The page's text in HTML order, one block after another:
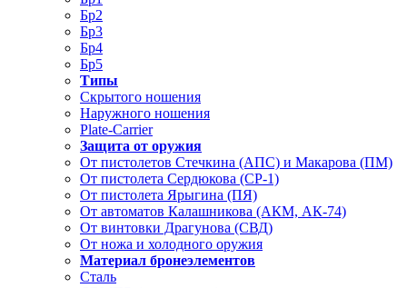
Бр2
Бр3
Бр4
Бр5
Типы
Скрытого ношения
Наружного ношения
Plate-Carrier
Защита от оружия
От пистолетов Стечкина (АПС) и Макарова (ПМ)
От пистолета Сердюкова (СР-1)
От пистолета Ярыгина (ПЯ)
От автоматов Калашникова (АКМ, АК-74)
От винтовки Драгунова (СВД)
От ножа и холодного оружия
Материал бронеэлементов
Сталь